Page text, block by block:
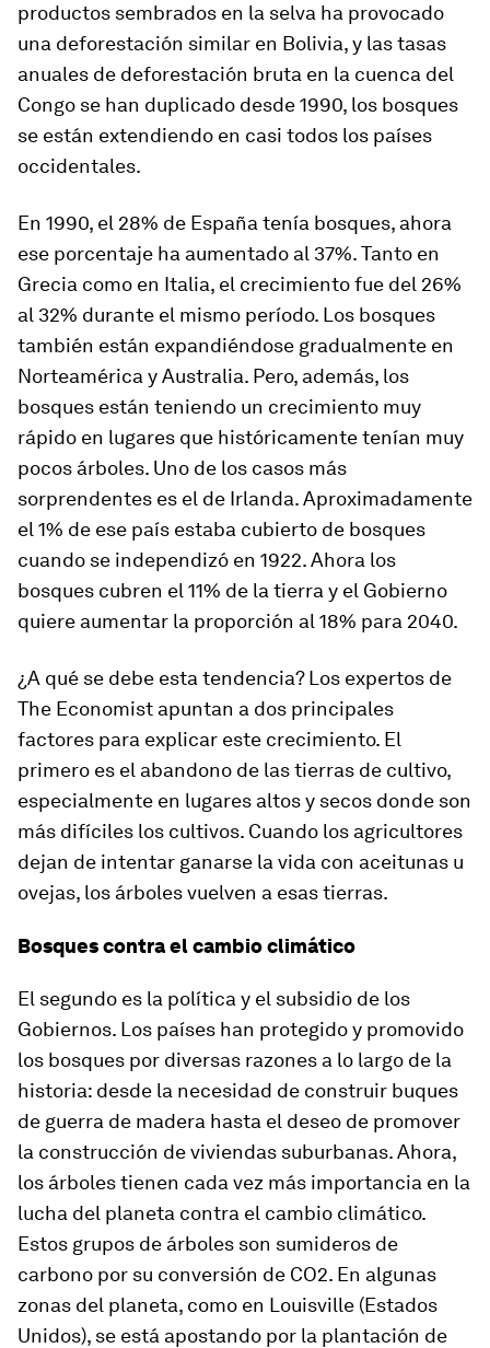
productos sembrados en la selva ha provocado
una deforestación similar en Bolivia, y las tasas
anuales de deforestación bruta en la cuenca del
Congo se han duplicado desde 1990, los bosques
se están extendiendo en casi todos los países
occidentales.
En 1990, el 28% de España tenía bosques, ahora
ese porcentaje ha aumentado al 37%. Tanto en
Grecia como en Italia, el crecimiento fue del 26%
al 32% durante el mismo período. Los bosques
también están expandiéndose gradualmente en
Norteamérica y Australia. Pero, además, los
bosques están teniendo un crecimiento muy
rápido en lugares que históricamente tenían muy
pocos árboles. Uno de los casos más
sorprendentes es el de Irlanda. Aproximadamente
el 1% de ese país estaba cubierto de bosques
cuando se independizó en 1922. Ahora los
bosques cubren el 11% de la tierra y el Gobierno
quiere aumentar la proporción al 18% para 2040.
¿A qué se debe esta tendencia? Los expertos de
The Economist apuntan a dos principales
factores para explicar este crecimiento. El
primero es el abandono de las tierras de cultivo,
especialmente en lugares altos y secos donde son
más difíciles los cultivos. Cuando los agricultores
dejan de intentar ganarse la vida con aceitunas u
ovejas, los árboles vuelven a esas tierras.
Bosques contra el cambio climático
El segundo es la política y el subsidio de los
Gobiernos. Los países han protegido y promovido
los bosques por diversas razones a lo largo de la
historia: desde la necesidad de construir buques
de guerra de madera hasta el deseo de promover
la construcción de viviendas suburbanas. Ahora,
los árboles tienen cada vez más importancia en la
lucha del planeta contra el cambio climático.
Estos grupos de árboles son sumideros de
carbono por su conversión de CO2. En algunas
zonas del planeta, como en Louisville (Estados
Unidos), se está apostando por la plantación de